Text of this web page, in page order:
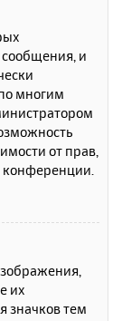
сообщения, и
многим
от прав,
их
значков тем